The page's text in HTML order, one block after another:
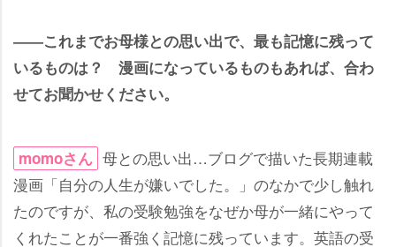
――これまでお母様との思い出で、最も記憶に残って
いるものは？ 漫画になっているものもあれば、合わ
せてお聞かせください。
momoさん 母との思い出…ブログで描いた長期連載
漫画「自分の人生が嫌いでした。」のなかで少し触れ
たのですが、私の受験勉強をなぜか母が一緒にやって
くれたことが一番強く記憶に残っています。英語の受